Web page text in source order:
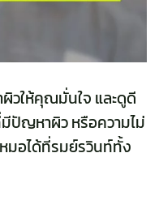
วให้คุณมั่นใจ และดูดี
ปัญหาผิว หรือความไม่
มอได้ที่รมย์รวินท์ทั้ง